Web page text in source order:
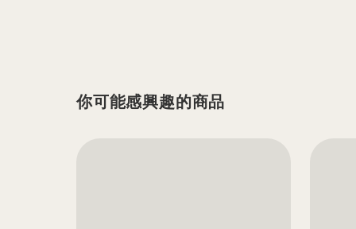
你可能感興趣的商品